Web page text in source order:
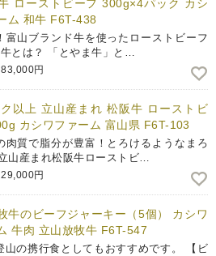
ローストビーフ 300g×4パック カシ
ム 和牛 F6T-438
富山ブランド牛を使ったローストビーフ
とは？ 「とやま牛」と…
83,000円
以上 立山産まれ 松阪牛 ローストビ
カシワファーム 富山県 F6T-103
肉質で脂分が豊富！とろけるようなまろ
山産まれ松阪牛ローストビ…
29,000円
牛のビーフジャーキー（5個） カシワ
牛肉 立山放牧牛 F6T-547
山の携行食としてもおすすめです。 【ビ